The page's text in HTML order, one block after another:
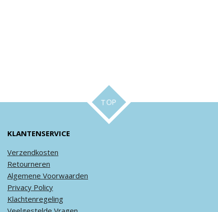
TOP
KLANTENSERVICE
Verzendkosten
Retourneren
Algemene Voorwaarden
Privacy Policy
Klachtenregeling